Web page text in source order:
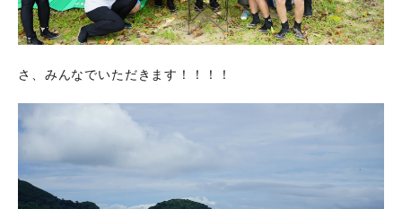
さ、みんなでいただきます！！！！